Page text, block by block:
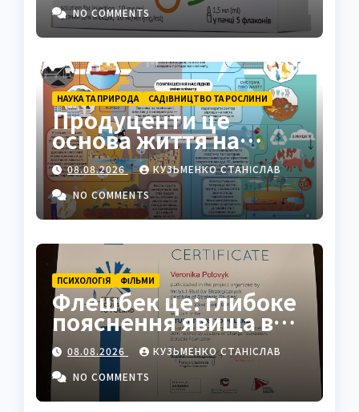
NO COMMENTS
НАУКА ТА ПРИРОДА САДІВНИЦТВО ТА РОСЛИНИ
Продуценти це
основа життя на
Землі: повний гід
08.08.2026
КУЗЬМЕНКО СТАНІСЛАВ
NO COMMENTS
ПСИХОЛОГІЯ ФІЛЬМИ
Флешбек це: глибоке
пояснення явища в
психології, кіно та
житті
08.08.2026
КУЗЬМЕНКО СТАНІСЛАВ
NO COMMENTS